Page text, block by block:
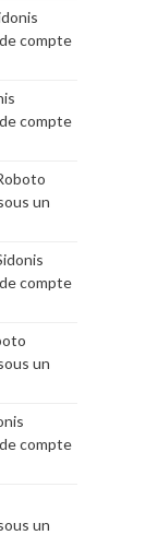
compte
compte
un
compte
un
compte
un